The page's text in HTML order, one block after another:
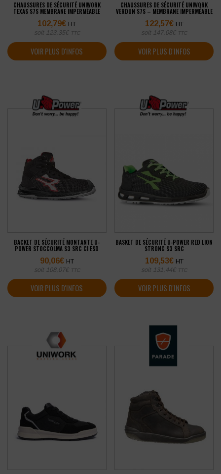
CHAUSSURES DE SÉCURITÉ UNIWORK
TEXAS S7S MEMBRANE IMPERMÉABLE
102,79€ HT
soit 123,35€ TTC
VOIR PLUS D'INFOS
CHAUSSURES DE SÉCURITÉ UNIWORK
VERDUN S7S – MEMBRANE IMPERMÉABLE
122,57€ HT
soit 147,08€ TTC
VOIR PLUS D'INFOS
BACKET DE SÉCURITÉ MONTANTE U-
POWER STOCCOLMA S3 SRC CI ESD
90,06€ HT
soit 108,07€ TTC
VOIR PLUS D'INFOS
BASKET DE SÉCURITÉ U-POWER RED LION
STRONG S3 SRC
109,53€ HT
soit 131,44€ TTC
VOIR PLUS D'INFOS